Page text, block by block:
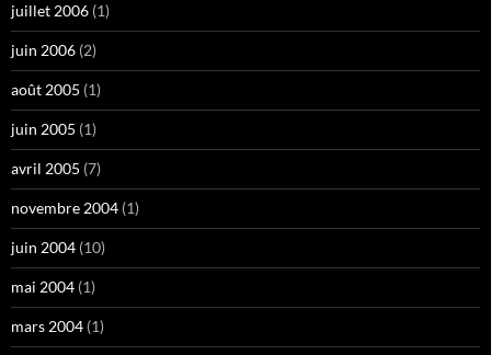
juillet 2006 (1)
juin 2006 (2)
août 2005 (1)
juin 2005 (1)
avril 2005 (7)
novembre 2004 (1)
juin 2004 (10)
mai 2004 (1)
mars 2004 (1)